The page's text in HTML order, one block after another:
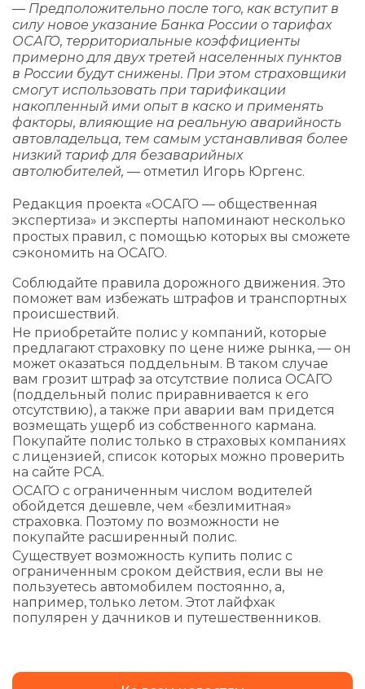
— Предположительно после того, как вступит в
силу новое указание Банка России о тарифах
ОСАГО, территориальные коэффициенты
примерно для двух третей населенных пунктов
в России будут снижены. При этом страховщики
смогут использовать при тарификации
накопленный ими опыт в каско и применять
факторы, влияющие на реальную аварийность
автовладельца, тем самым устанавливая более
низкий тариф для безаварийных
автолюбителей, — отметил Игорь Юргенс.
Редакция проекта «ОСАГО — общественная
экспертиза» и эксперты напоминают несколько
простых правил, с помощью которых вы сможете
сэкономить на ОСАГО.
Соблюдайте правила дорожного движения. Это
поможет вам избежать штрафов и транспортных
происшествий.
Не приобретайте полис у компаний, которые
предлагают страховку по цене ниже рынка, — он
может оказаться поддельным. В таком случае
вам грозит штраф за отсутствие полиса ОСАГО
(поддельный полис приравнивается к его
отсутствию), а также при аварии вам придется
возмещать ущерб из собственного кармана.
Покупайте полис только в страховых компаниях
с лицензией, список которых можно проверить
на сайте РСА.
ОСАГО с ограниченным числом водителей
обойдется дешевле, чем «безлимитная»
страховка. Поэтому по возможности не
покупайте расширенный полис.
Существует возможность купить полис с
ограниченным сроком действия, если вы не
пользуетесь автомобилем постоянно, а,
например, только летом. Этот лайфхак
популярен у дачников и путешественников.